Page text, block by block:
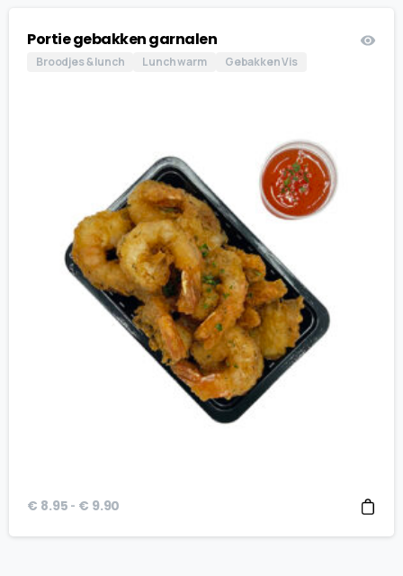
Portie gebakken garnalen
Broodjes & lunch Lunch warm Gebakken Vis
€ 8.95 - € 9.90